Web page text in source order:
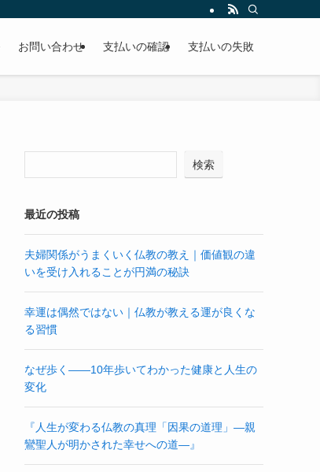
お問い合わせ 支払いの確認 支払いの失敗
検索
最近の投稿
夫婦関係がうまくいく仏教の教え｜価値観の違
いを受け入れることが円満の秘訣
幸運は偶然ではない｜仏教が教える運が良くな
る習慣
なぜ歩く——10年歩いてわかった健康と人生の
変化
『人生が変わる仏教の真理「因果の道理」—親
鸞聖人が明かされた幸せへの道—』